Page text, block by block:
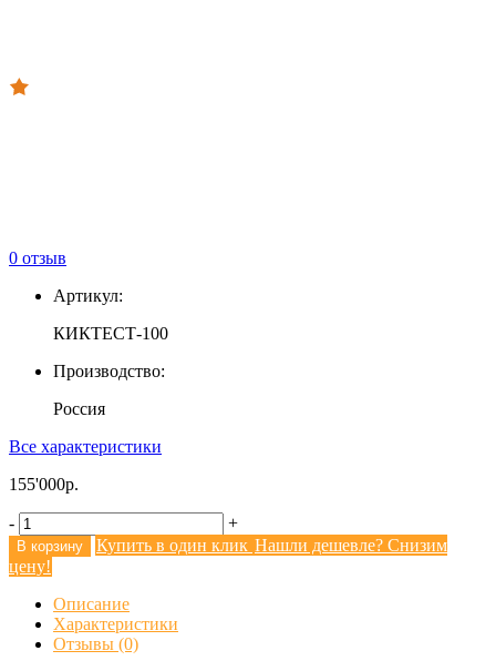
0 отзыв
Артикул:
КИКТЕСТ-100
Производство:
Россия
Все характеристики
155'000
- +
В корзину Купить в один клик Нашли дешевле? Снизим
цену!
Описание
Характеристики
Отзывы (0)